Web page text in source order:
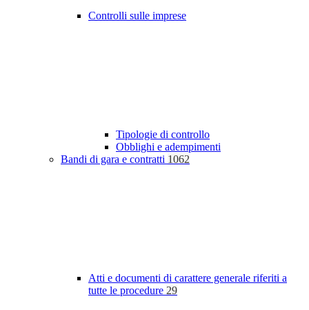
Controlli sulle imprese
Tipologie di controllo
Obblighi e adempimenti
Bandi di gara e contratti 1062
Atti e documenti di carattere generale riferiti a
tutte le procedure 29